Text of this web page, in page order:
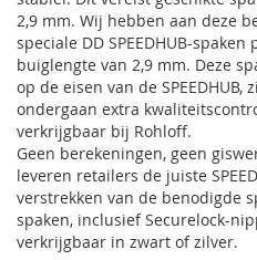
2,9 mm. Wij hebben aan deze
speciale DD SPEEDHUB-
buiglengte van 2,9 mm. Deze
op de eisen van de
ondergaan extra
verkrijgbaar bij Rohloff.
Geen berekeningen, geen
leveren retailers de juiste
verstrekken van de benodigde
spaken, inclusief Securelock-
verkrijgbaar in zwart of zilver.